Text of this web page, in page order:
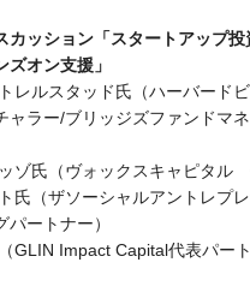
カッション「スタートアップ投
ズオン支援」
レルスタッド氏（ハーバード
ャラー/ブリッジズファンドマ
ゾ氏（ヴォックスキャピタル
氏（ザソーシャルアントレプ
パートナー）
GLIN Impact Capital代表パート